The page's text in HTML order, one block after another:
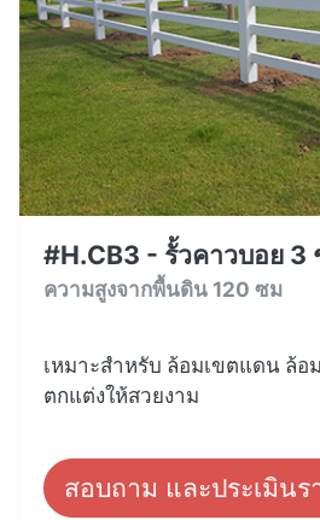
#H.CB3 - รั้วคาวบอย 3
ความสูงจากพื้นดิน 120 ซม
เหมาะสำหรับ ล้อมเขตแดน ล้อ
ตกแต่งให้สวยงาม
สอบถาม และประเมินร